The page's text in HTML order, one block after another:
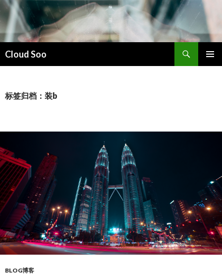
Cloud Soo
索
文
标签归档：装b
BLOG博客